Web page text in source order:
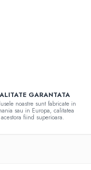
GARANTATA
noastre sunt fabricate in
sau in Europa, calitatea
acestora fiind superioara.